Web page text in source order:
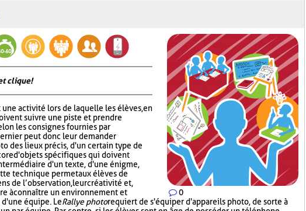
0
clique !
une activité lors de laquelle les élèves, en
suivre une piste et prendre
les consignes fournies par
peut donc leur demander
des lieux précis, d'un certain type de
d'objets spécifiques qui doivent
d'un texte, d'une énigme,
technique permet aux élèves de
de l’observation, leur créativité et,
à connaître un environnement et
d'une équipe. LeRallye photorequiert de s'équiper d'appareils photo, de sorte à